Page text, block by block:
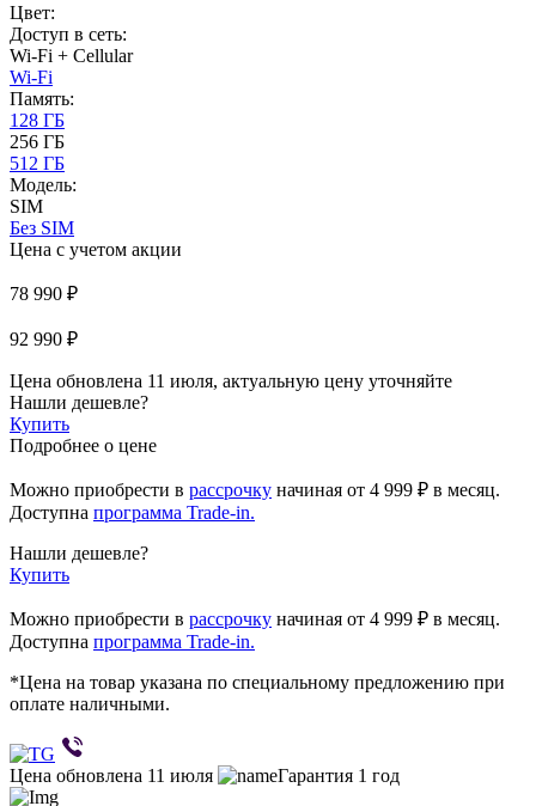
Цвет:
Доступ в сеть:
Wi-Fi + Cellular
Wi-Fi
Память:
128 ГБ
256 ГБ
512 ГБ
Модель:
SIM
Без SIM
Цена с учетом акции
78 990 ₽
92 990 ₽
Цена обновлена 11 июля, актуальную цену уточняйте
Нашли дешевле?
Купить
Подробнее о цене
Можно приобрести в рассрочку начиная от 4 999 ₽ в месяц.
Доступна программа Trade-in.
Нашли дешевле?
Купить
Можно приобрести в рассрочку начиная от 4 999 ₽ в месяц.
Доступна программа Trade-in.
*Цена на товар указана по специальному предложению при
оплате наличными.
Цена обновлена 11 июля Гарантия 1 год